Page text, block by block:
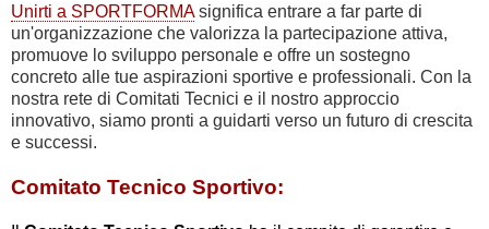
Unirti a SPORTFORMAsignifica entrare a far parte di
un'organizzazione che valorizza la partecipazione attiva,
promuove lo sviluppo personale e offre un sostegno
concreto alle tue aspirazioni sportive e professionali. Con la
nostra rete di Comitati Tecnici e il nostro approccio
innovativo, siamo pronti a guidarti verso un futuro di crescita
e successi.
Comitato Tecnico Sportivo: